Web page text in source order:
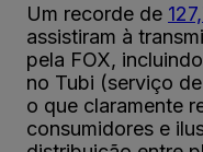
Um recorde de
assistiram à
pela FOX,
no Tubi (serviço
o que claramente
consumidores e